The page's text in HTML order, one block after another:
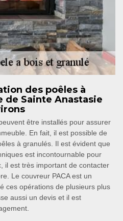
des poêles à
de Sainte Anastasie
être installés pour assurer
En fait, il est possible de
à granulés. Il est évident que
est incontournable pour
il est très important de contacter
Le couvreur PACA est un
ces opérations de plusieurs plus
aussi un devis et il est